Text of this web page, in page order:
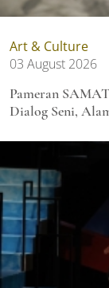
Art & Culture
03 August 2026
Pameran
Dialog Seni,